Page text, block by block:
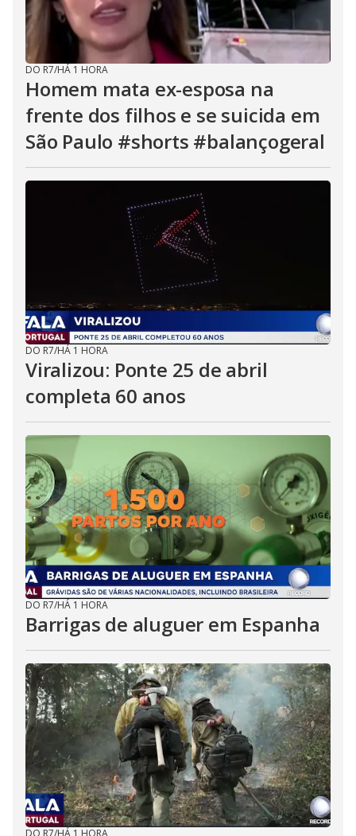
DO R7/HÁ 1 HORA
Homem mata ex-esposa na
frente dos filhos e se suicida em
São Paulo #shorts #balançogeral
DO R7/HÁ 1 HORA
Viralizou: Ponte 25 de abril
completa 60 anos
DO R7/HÁ 1 HORA
Barrigas de aluguer em Espanha
DO R7/HÁ 1 HORA